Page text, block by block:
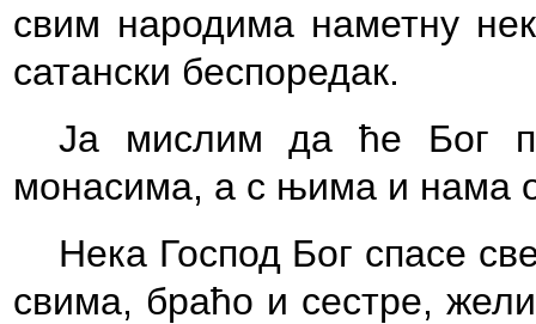
свим народима наметну
сатански беспоредак.
Ја мислим да ће Бог
монасима, а с њима и нама
Нека Господ Бог спасе
свима, браћо и сестре,